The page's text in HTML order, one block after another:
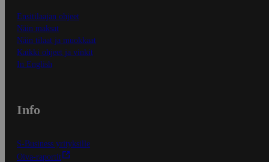
Ensitilaajan ohjeet
Näin maksat
Näin tilaat ja muokkaat
Kaikki ohjeet ja vinkit
In English
Info
S-Business yrityksille
Oiva-raportit